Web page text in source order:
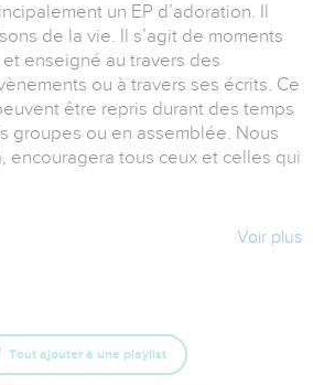
un EP d’adoration. Il
de la vie. Il s’agit de moments
enseigné au travers des
ou à travers ses écrits. Ce
être repris durant des temps
groupes ou en assemblée. Nous
encouragera tous ceux et celles qui
versées sur les pieds de Jésus
– Ce chant est né au milieu
Voir plus
Tout ajouter à une playlist